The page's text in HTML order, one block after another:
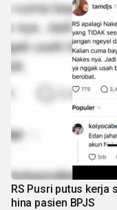
RS Pusri putus kerja
hina pasien BPJS